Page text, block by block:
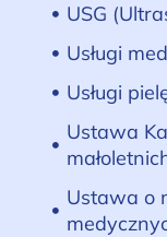
USG
Usługi
Usługi
Ustawa
Ustawa o